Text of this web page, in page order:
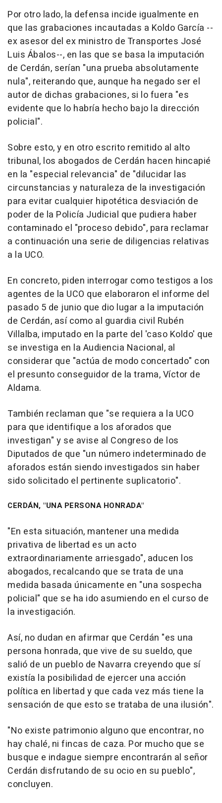
Por otro lado, la defensa incide igualmente en
que las grabaciones incautadas a Koldo García --
ex asesor del ex ministro de Transportes José
Luis Ábalos--, en las que se basa la imputación
de Cerdán, serían "una prueba absolutamente
nula", reiterando que, aunque ha negado ser el
autor de dichas grabaciones, si lo fuera "es
evidente que lo habría hecho bajo la dirección
policial".
Sobre esto, y en otro escrito remitido al alto
tribunal, los abogados de Cerdán hacen hincapié
en la "especial relevancia" de "dilucidar las
circunstancias y naturaleza de la investigación
para evitar cualquier hipotética desviación de
poder de la Policía Judicial que pudiera haber
contaminado el "proceso debido", para reclamar
a continuación una serie de diligencias relativas
a la UCO.
En concreto, piden interrogar como testigos a los
agentes de la UCO que elaboraron el informe del
pasado 5 de junio que dio lugar a la imputación
de Cerdán, así como al guardia civil Rubén
Villalba, imputado en la parte del 'caso Koldo' que
se investiga en la Audiencia Nacional, al
considerar que "actúa de modo concertado" con
el presunto conseguidor de la trama, Víctor de
Aldama.
También reclaman que "se requiera a la UCO
para que identifique a los aforados que
investigan" y se avise al Congreso de los
Diputados de que "un número indeterminado de
aforados están siendo investigados sin haber
sido solicitado el pertinente suplicatorio".
CERDÁN, "UNA PERSONA HONRADA"
"En esta situación, mantener una medida
privativa de libertad es un acto
extraordinariamente arriesgado", aducen los
abogados, recalcando que se trata de una
medida basada únicamente en "una sospecha
policial" que se ha ido asumiendo en el curso de
la investigación.
Así, no dudan en afirmar que Cerdán "es una
persona honrada, que vive de su sueldo, que
salió de un pueblo de Navarra creyendo que sí
existía la posibilidad de ejercer una acción
política en libertad y que cada vez más tiene la
sensación de que esto se trataba de una ilusión".
"No existe patrimonio alguno que encontrar, no
hay chalé, ni fincas de caza. Por mucho que se
busque e indague siempre encontrarán al señor
Cerdán disfrutando de su ocio en su pueblo",
concluyen.